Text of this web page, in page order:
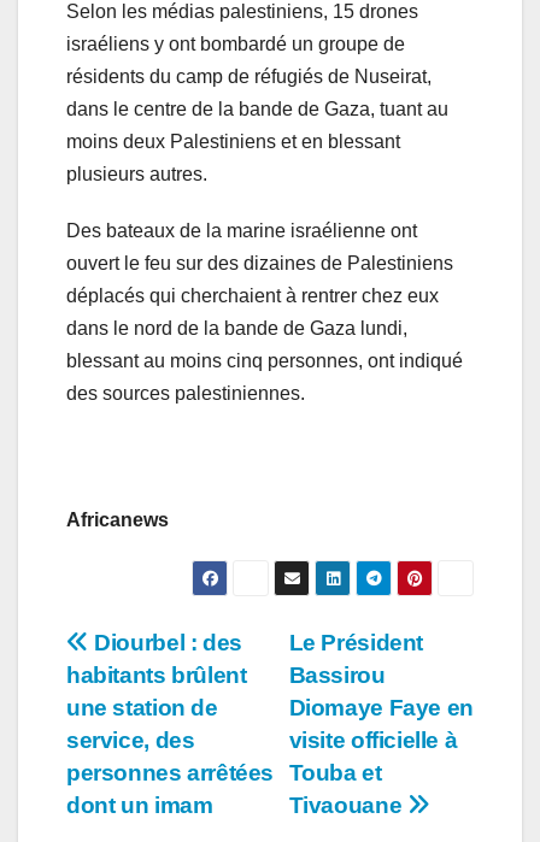
Selon les médias palestiniens, 15 drones
israéliens y ont bombardé un groupe de
résidents du camp de réfugiés de Nuseirat,
dans le centre de la bande de Gaza, tuant au
moins deux Palestiniens et en blessant
plusieurs autres.
Des bateaux de la marine israélienne ont
ouvert le feu sur des dizaines de Palestiniens
déplacés qui cherchaient à rentrer chez eux
dans le nord de la bande de Gaza lundi,
blessant au moins cinq personnes, ont indiqué
des sources palestiniennes.
Africanews
Navigation
de
l’article
Le Président
Bassirou
Diomaye Faye en
visite officielle à
Touba et
Tivaouane
Diourbel : des
habitants brûlent
une station de
service, des
personnes arrêtées
dont un imam